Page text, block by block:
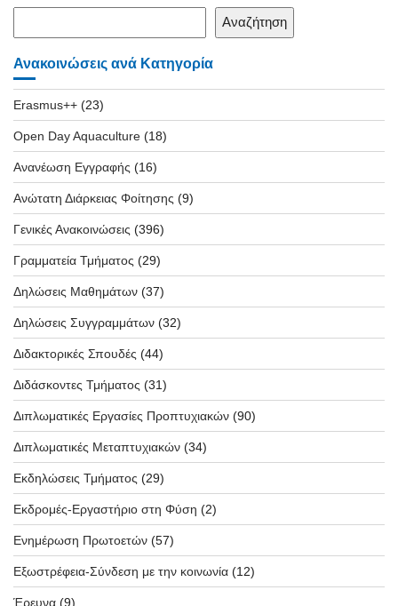
Αναζήτηση
Ανακοινώσεις ανά Κατηγορία
Erasmus++ (23)
Open Day Aquaculture (18)
Ανανέωση Εγγραφής (16)
Ανώτατη Διάρκειας Φοίτησης (9)
Γενικές Ανακοινώσεις (396)
Γραμματεία Τμήματος (29)
Δηλώσεις Μαθημάτων (37)
Δηλώσεις Συγγραμμάτων (32)
Διδακτορικές Σπουδές (44)
Διδάσκοντες Τμήματος (31)
Διπλωματικές Εργασίες Προπτυχιακών (90)
Διπλωματικές Μεταπτυχιακών (34)
Εκδηλώσεις Τμήματος (29)
Εκδρομές-Εργαστήριο στη Φύση (2)
Ενημέρωση Πρωτοετών (57)
Εξωστρέφεια-Σύνδεση με την κοινωνία (12)
Έρευνα (9)